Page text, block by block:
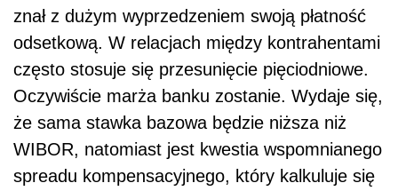
znał z dużym wyprzedzeniem swoją płatność
odsetkową. W relacjach między kontrahentami
często stosuje się przesunięcie pięciodniowe.
Oczywiście marża banku zostanie. Wydaje się,
że sama stawka bazowa będzie niższa niż
WIBOR, natomiast jest kwestia wspomnianego
spreadu kompensacyjnego, który kalkuluje się